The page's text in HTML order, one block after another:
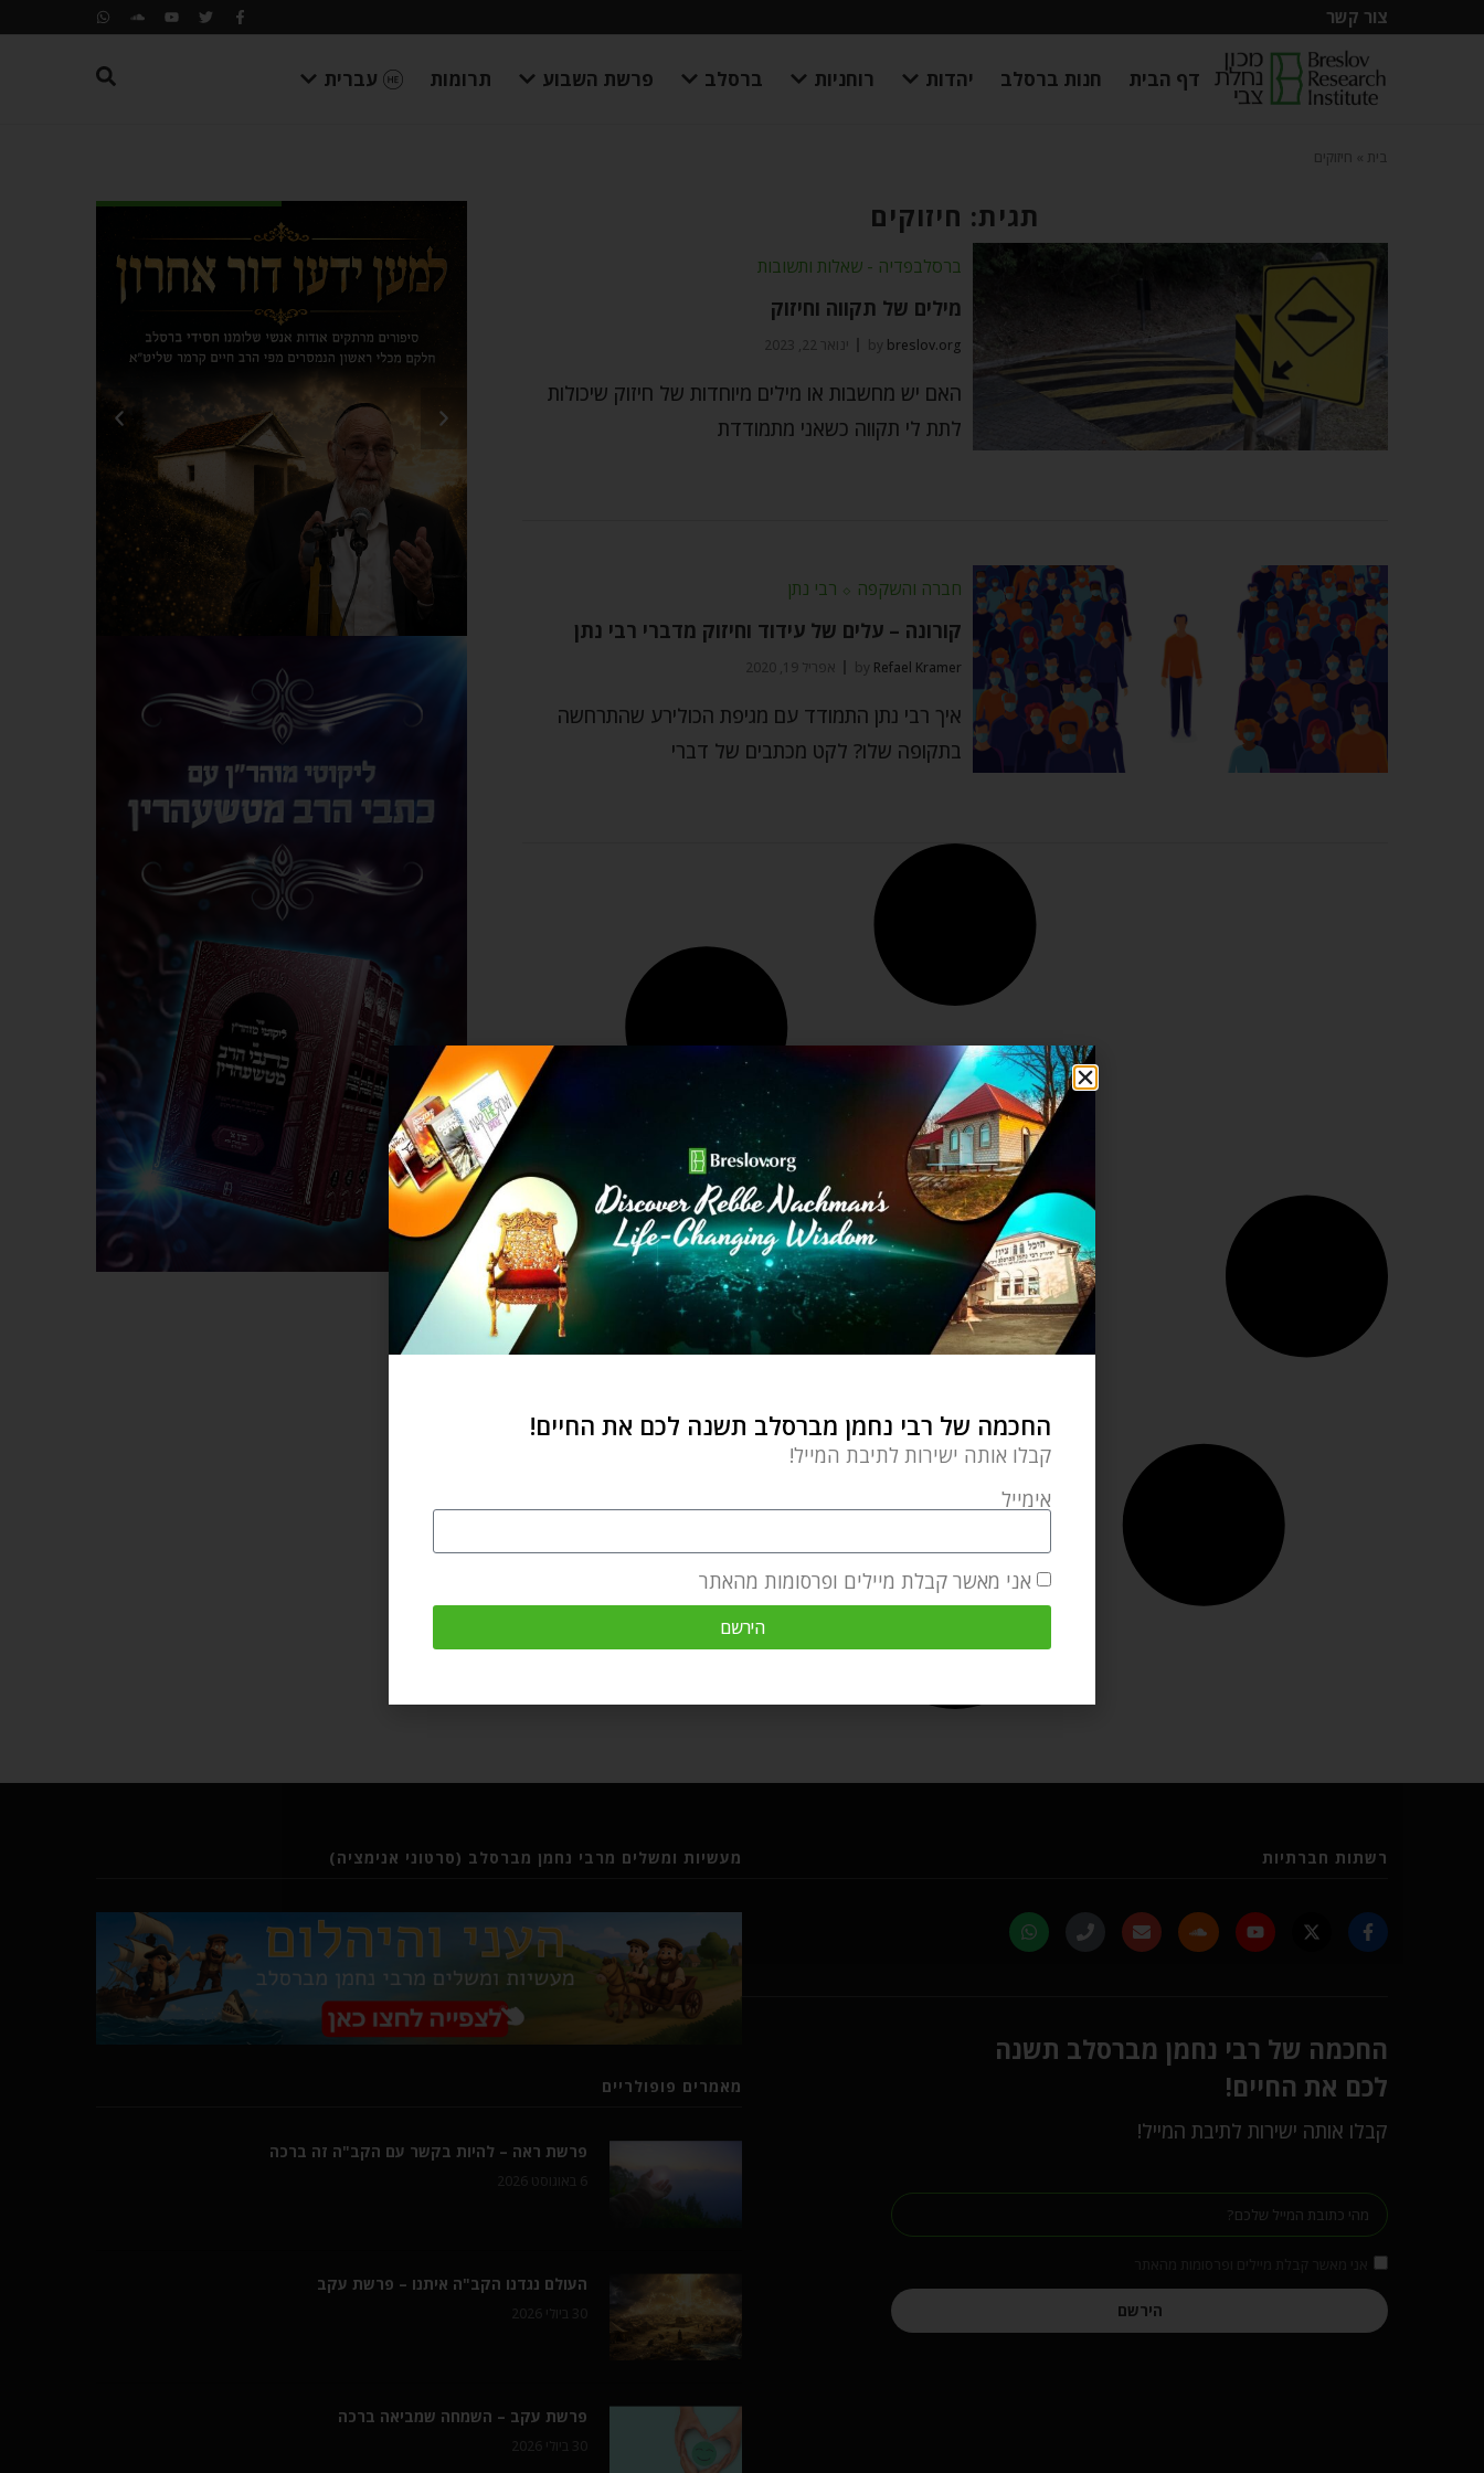
צור קשר
דף הבית חנות ברסלב יהדות רוחניות ברסלב פרשת השבוע תרומות עברית
בית חיזוקים
תגית: חיזוקים
ברסלבפדיה - שאלות ותשובות
מילים של תקווה וחיזוק
by breslov.org ינואר 22, 2023
האם יש מחשבות או מילים מיוחדות של חיזוק שיכולות
לתת לי תקווה כשאני מתמודדת
חברה והשקפה ⬦ רבי נתן
קורונה – עלים של עידוד וחיזוק מדברי רבי נתן
by Refael Kramer אפריל 19, 2020
איך רבי נתן התמודד עם מגיפת הכולירע שהתרחשה
בתקופה שלו? לקט מכתבים של דברי
רשתות חברתיות
החכמה של רבי נחמן מברסלב תשנה
לכם את החיים!
קבלו אותה ישירות לתיבת המייל!
הירשם
מעשיות ומשלים מרבי נחמן מברסלב (סרטוני אנימציה)
מאמרים פופולריים
פרשת ראה – להיות בקשר עם הקב"ה זה ברכה
העולם נגדנו הקב"ה איתנו – פרשת עקב
פרשת עקב – השמחה שמביאה ברכה
החכמה של רבי נחמן מברסלב תשנה לכם את החיים!
קבלו אותה ישירות לתיבת המייל!
אימייל
אני מאשר קבלת מיילים ופרסומות מהאתר
הירשם